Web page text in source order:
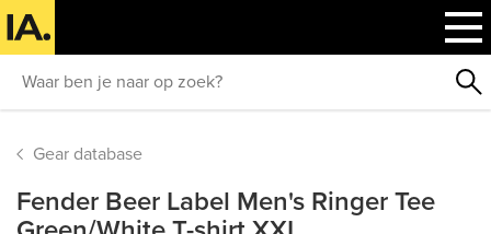
Gear database
Fender Beer Label Men's Ringer Tee